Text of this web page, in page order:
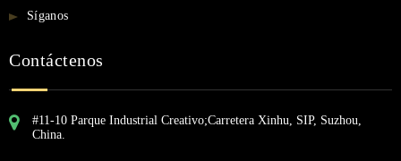
Síganos
Contáctenos
#11-10 Parque Industrial Creativo;Carretera Xinhu, SIP, Suzhou,
China.